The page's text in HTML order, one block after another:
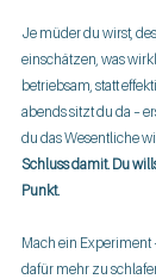
Je müder du wirst,
einschätzen, was
betriebsam, statt
abends sitzt du da –
du das Wesentliche
Schluss damit. Du
Punkt.
Mach ein Experiment
dafür mehr zu